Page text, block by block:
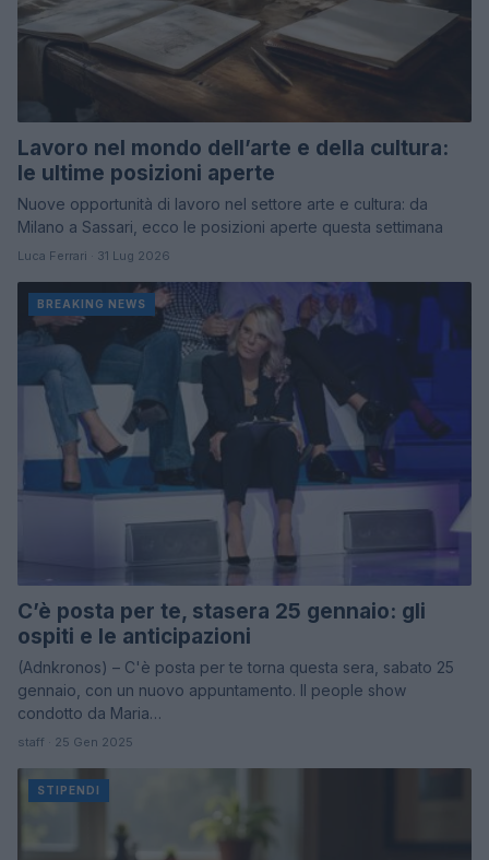
Lavoro nel mondo dell’arte e della cultura:
le ultime posizioni aperte
Nuove opportunità di lavoro nel settore arte e cultura: da
Milano a Sassari, ecco le posizioni aperte questa settimana
Luca Ferrari · 31 Lug 2026
BREAKING NEWS
C’è posta per te, stasera 25 gennaio: gli
ospiti e le anticipazioni
(Adnkronos) – C'è posta per te torna questa sera, sabato 25
gennaio, con un nuovo appuntamento. Il people show
condotto da Maria…
staff · 25 Gen 2025
STIPENDI